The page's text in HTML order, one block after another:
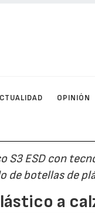
OPINIÓN
S3 ESD con
de botellas de
a